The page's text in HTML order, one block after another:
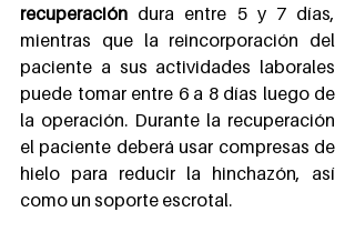
recuperación dura entre 5 y 7 días,
mientras que la reincorporación del
paciente a sus actividades laborales
puede tomar entre 6 a 8 días luego de
la operación. Durante la recuperación
el paciente deberá usar compresas de
hielo para reducir la hinchazón, así
como un soporte escrotal.